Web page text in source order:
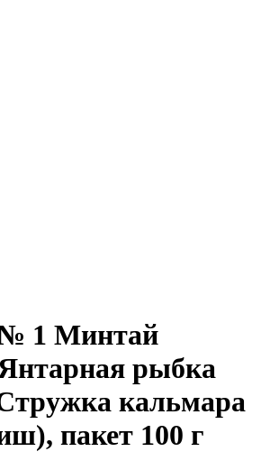
1 Минтай
рыбка
кальмара
пакет 100 г